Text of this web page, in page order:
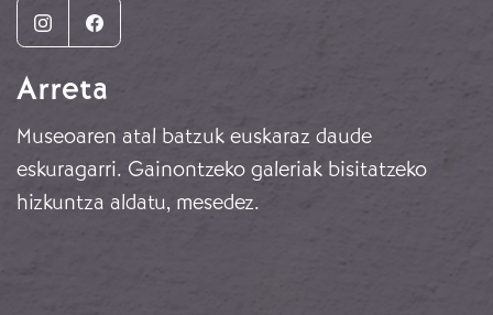
InstagramFacebook
Arreta
Museoaren atal batzuk euskaraz daude
eskuragarri. Gainontzeko galeriak bisitatzeko
hizkuntza aldatu, mesedez.